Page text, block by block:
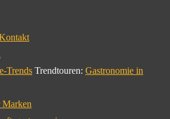
Trends Trendtouren: Gastronomie in
Marken